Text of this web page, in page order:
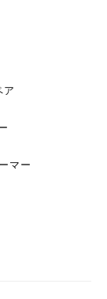
ア
マー